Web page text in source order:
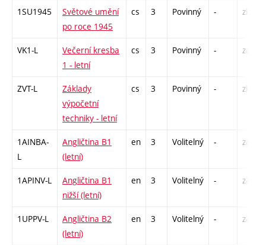
1SU1945
Světové umění
po roce 1945
cs 3 Povinný - zk
VK1-L
Večerní kresba
1 - letní
cs 3 Povinný - zá,zk
ZVT-L
Základy
výpočetní
techniky - letní
cs 3 Povinný - zk
1AINBA-
L
Angličtina B1
(letní)
en 3 Volitelný - zá,zk
1APINV-L
Angličtina B1
nižší (letní)
en 3 Volitelný - zá,zk
1UPPV-L
Angličtina B2
(letní)
en 3 Volitelný - zá,zk